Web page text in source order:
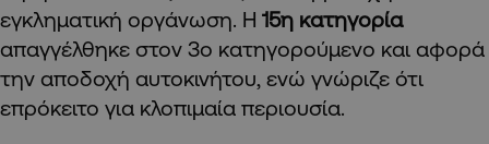
εγκληματική οργάνωση. Η 15η κατηγορία
απαγγέλθηκε στον 3ο κατηγορούμενο και αφορά
την αποδοχή αυτοκινήτου, ενώ γνώριζε ότι
επρόκειτο για κλοπιμαία περιουσία.